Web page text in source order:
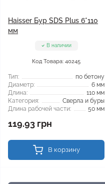
Haisser Бур SDS Plus 6*110
мм
В наличии
Код Товара: 40245
Тип:
по бетону
Диаметр:
6 мм
Длина:
110 мм
Категория:
Сверла и буры
Длина рабочей части:
50 мм
119.93 грн
В корзину